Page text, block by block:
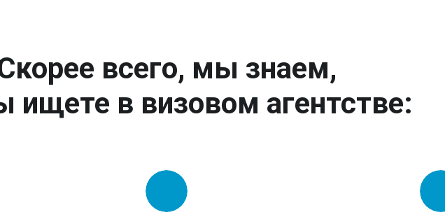
всего, мы знаем,
ищете в визовом агентстве: